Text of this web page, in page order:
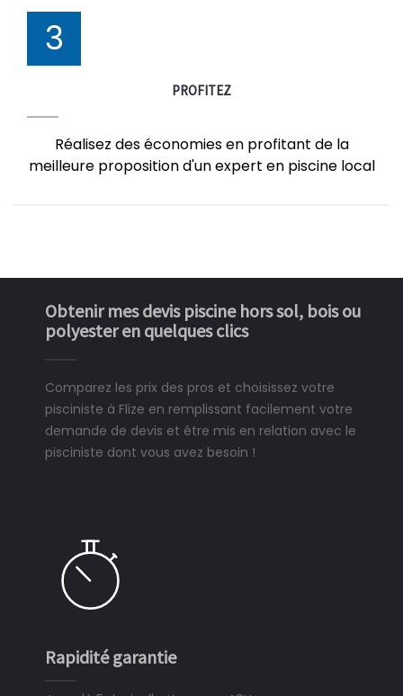
3
PROFITEZ
Réalisez des économies en profitant de la
meilleure proposition d'un expert en piscine local
Obtenir mes devis piscine hors sol, bois ou
polyester en quelques clics
Comparez les prix des pros et choisissez votre
pisciniste à Flize en remplissant facilement votre
demande de devis et être mis en relation avec le
pisciniste dont vous avez besoin !
Rapidité garantie